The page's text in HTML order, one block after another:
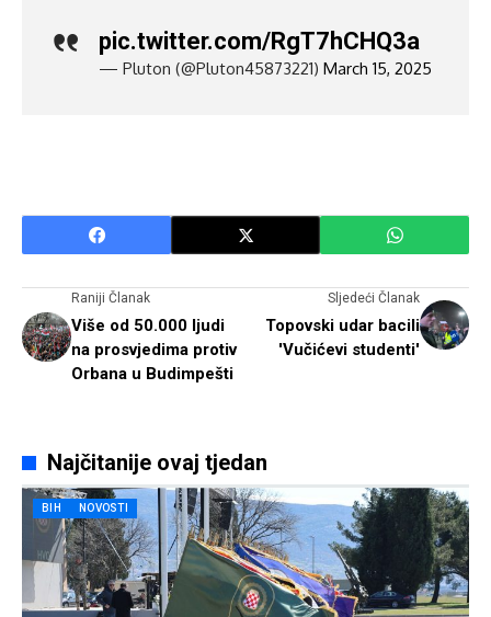
pic.twitter.com/RgT7hCHQ3a
— Pluton (@Pluton45873221) March 15, 2025
Raniji Članak
Više od 50.000 ljudi
na prosvjedima protiv
Orbana u Budimpešti
Sljedeći Članak
Topovski udar bacili
'Vučićevi studenti'
Najčitanije ovaj tjedan
BIH NOVOSTI